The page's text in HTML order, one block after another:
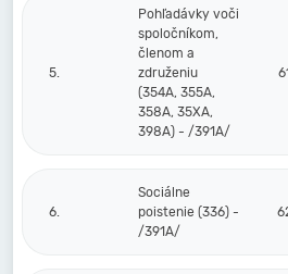
5.
Pohľadávky voči
spoločníkom,
členom a
združeniu
(354A, 355A,
358A, 35XA,
398A) - /391A/
61
6.
Sociálne
poistenie (336) -
/391A/